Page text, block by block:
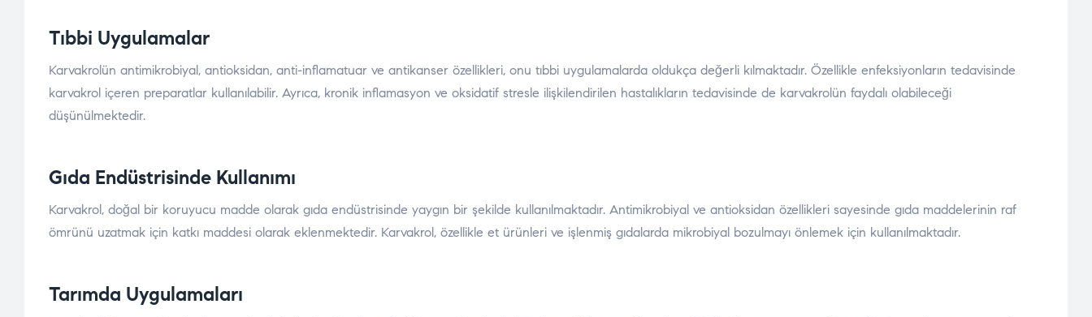
Tıbbi Uygulamalar
Karvakrolün antimikrobiyal, antioksidan, anti-inflamatuar ve antikanser özellikleri, onu tıbbi uygulamalarda oldukça değerli kılmaktadır. Özellikle enfeksiyonların tedavisinde
karvakrol içeren preparatlar kullanılabilir. Ayrıca, kronik inflamasyon ve oksidatif stresle ilişkilendirilen hastalıkların tedavisinde de karvakrolün faydalı olabileceği
düşünülmektedir.
Gıda Endüstrisinde Kullanımı
Karvakrol, doğal bir koruyucu madde olarak gıda endüstrisinde yaygın bir şekilde kullanılmaktadır. Antimikrobiyal ve antioksidan özellikleri sayesinde gıda maddelerinin raf
ömrünü uzatmak için katkı maddesi olarak eklenmektedir. Karvakrol, özellikle et ürünleri ve işlenmiş gıdalarda mikrobiyal bozulmayı önlemek için kullanılmaktadır.
Tarımda Uygulamaları